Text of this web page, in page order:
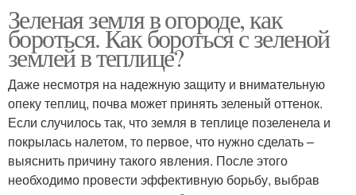
Зеленая земля в огороде, как
бороться. Как бороться с зеленой
землей в теплице?
Даже несмотря на надежную защиту и внимательную
опеку теплиц, почва может принять зеленый оттенок.
Если случилось так, что земля в теплице позеленела и
покрылась налетом, то первое, что нужно сделать –
выяснить причину такого явления. После этого
необходимо провести эффективную борьбу, выбрав